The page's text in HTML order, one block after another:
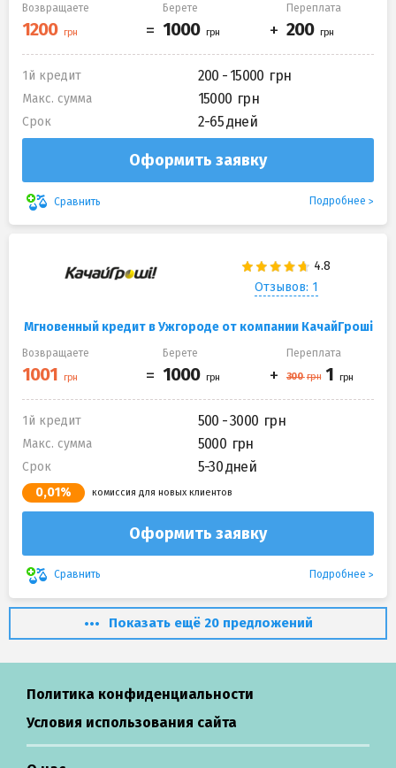
Возвращаете Берете Переплата
1й кредит 200 - 15000
Макс. сумма 15000
Срок 2-65 дней
Оформить заявку
Сравнить Подробнее
Отзывов: 1
Мгновенный кредит в Ужгороде от компании КачайГроші
Возвращаете Берете Переплата
1й кредит 500 - 3000
Макс. сумма 5000
Срок 5-30 дней
0,01% комиссия для новых клиентов
Оформить заявку
Сравнить Подробнее
Показать ещё 20 предложений
Политика конфиденциальности
Условия использования сайта